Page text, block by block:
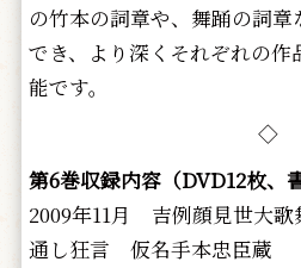
の竹本の詞章や、舞踊の詞
でき、より深くそれぞれの作
能です。
◇
第6巻収録内容（DVD12枚、
2009年11月 吉例顔見世大歌
通し狂言 仮名手本忠臣蔵